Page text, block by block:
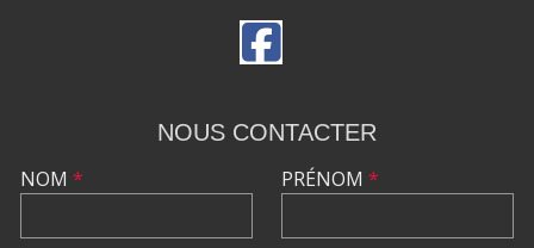
NOUS CONTACTER
NOM * PRÉNOM *